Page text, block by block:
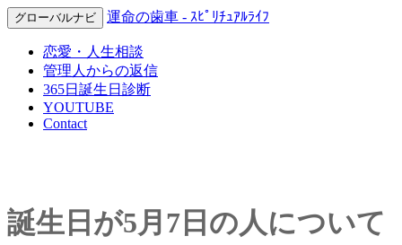
グローバルナビ 運命の歯車 - ｽﾋﾟﾘﾁｭｱﾙﾗｲﾌ
恋愛・人生相談
管理人からの返信
365日誕生日診断
YOUTUBE
Contact
誕生日が5月7日の人について